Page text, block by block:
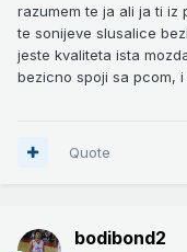
razumem te ja ali ja ti iz
te sonijeve slusalice
jeste kvaliteta ista
bezicno spoji sa pcom,
Quote
bodibond2